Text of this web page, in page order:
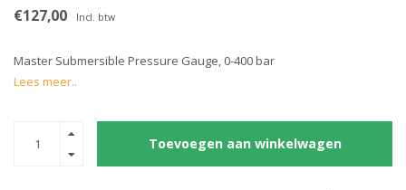
€127,00 Incl. btw
Master Submersible Pressure Gauge, 0-400 bar
Lees meer..
Toevoegen aan winkelwagen